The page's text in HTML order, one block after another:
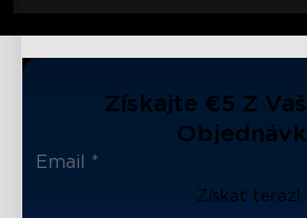
Získajte €5 Z
Získať teraz!